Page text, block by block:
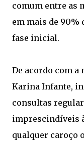
comum entre as
em mais de 90%
fase inicial.
De acordo com a
Karina Infante,
consultas
imprescindíveis
qualquer caroço